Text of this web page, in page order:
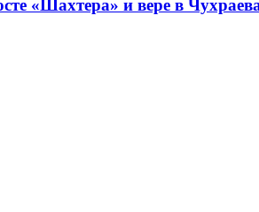
«Шахтера» и вере в